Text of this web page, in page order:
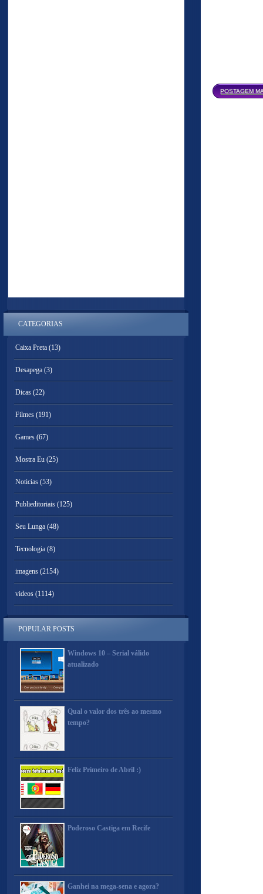
POSTAGEM
CATEGORIAS
Caixa Preta (13)
Desapega (3)
Dicas (22)
Filmes (191)
Games (67)
Mostra Eu (25)
Noticias (53)
Publieditoriais (125)
Seu Lunga (48)
Tecnologia (8)
imagens (2154)
videos (1114)
POPULAR POSTS
Windows 10 – Serial válido
atualizado
Qual o valor dos três ao mesmo
tempo?
Feliz Primeiro de Abril :)
Poderoso Castiga em Recife
Ganhei na mega-sena e agora?